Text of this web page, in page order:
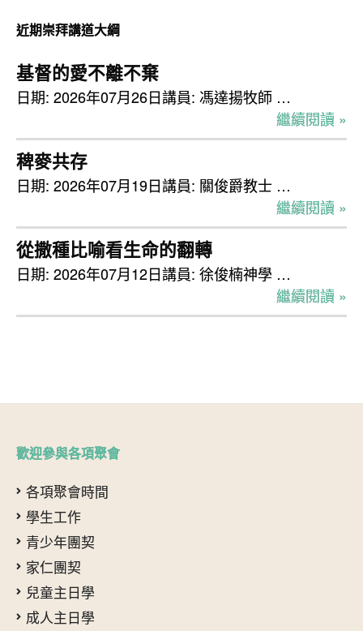
檢
視
近期崇拜講道大綱
基督的愛不離不棄
日期: 2026年07月26日講員: 馮達揚牧師 …
繼續閱讀 »
稗麥共存
日期: 2026年07月19日講員: 關俊爵教士 …
繼續閱讀 »
從撒種比喻看生命的翻轉
日期: 2026年07月12日講員: 徐俊楠神學 …
繼續閱讀 »
歡迎參與各項聚會
各項聚會時間
學生工作
青少年團契
家仁團契
兒童主日學
成人主日學